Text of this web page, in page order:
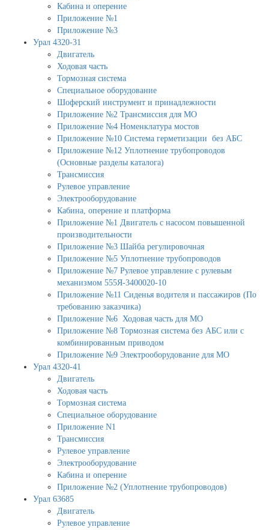
Кабина и оперение
Приложение №1
Приложение №3
Урал 4320-31
Двигатель
Ходовая часть
Тормозная система
Специальное оборудование
Шоферский инструмент и принадлежности
Приложение №2 Трансмиссия для МО
Приложение №4 Номенклатура мостов
Приложение №10 Система герметизации без АБС
Приложение №12 Уплотнение трубопроводов
(Основные разделы каталога)
Трансмиссия
Рулевое управление
Электрооборудование
Кабина, оперение и платформа
Приложение №1 Двигатель с насосом повышенной
производительности
Приложение №3 Шайба регулировочная
Приложение №5 Уплотнение трубопроводов
Приложение №7 Рулевое управление с рулевым
механизмом 555Я-3400020-10
Приложение №11 Сиденья водителя и пассажиров (По
требованию заказчика)
Приложение №6 Ходовая часть для МО
Приложение №8 Тормозная система без АБС или с
комбинированным приводом
Приложение №9 Электрооборудование для МО
Урал 4320-41
Двигатель
Ходовая часть
Тормозная система
Специальное оборудование
Приложение N1
Трансмиссия
Рулевое управление
Электрооборудование
Кабина и оперение
Приложение №2 (Уплотнение трубопроводов)
Урал 63685
Двигатель
Рулевое управление